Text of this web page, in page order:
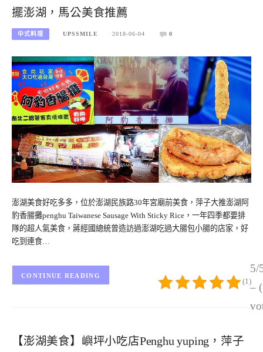
擺澎湖，馬公美食推薦
中式料理 UPSSMILE 2018-06-04 0
澎湖美食好吃多多，位於澎湖民族路30年宮廟前美食，萍子大推澎湖阿
豹香腸攤penghu Taiwanese Sausage With Sticky Rice，一年四季都要排
隊的超人氣美食，蔣經國總統曾造訪過澎湖吃過大腸包小腸的店家，好
吃到連食…
5/
–
(1)
CONTINUE READING
【澎湖美食】嶼坪小吃店Penghu yuping，萍子